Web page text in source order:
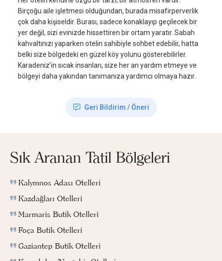
Birçoğu aile işletmesi olduğundan, burada misafirperverlik
çok daha kişiseldir. Burası, sadece konaklayıp geçilecek bir
yer değil, sizi evinizde hissettiren bir ortam yaratır. Sabah
kahvaltınızı yaparken otelin sahibiyle sohbet edebilir, hatta
belki size bölgedeki en güzel köy yolunu gösterebilirler.
Karadeniz’in sıcak insanları, size her an yardım etmeye ve
bölgeyi daha yakından tanımanıza yardımcı olmaya hazır.
Geri Bildirim / Öneri
Sık Aranan Tatil Bölgeleri
Kalymnos Adası Otelleri
Kazdağları Otelleri
Marmaris Butik Otelleri
Foça Butik Otelleri
Gaziantep Butik Otelleri